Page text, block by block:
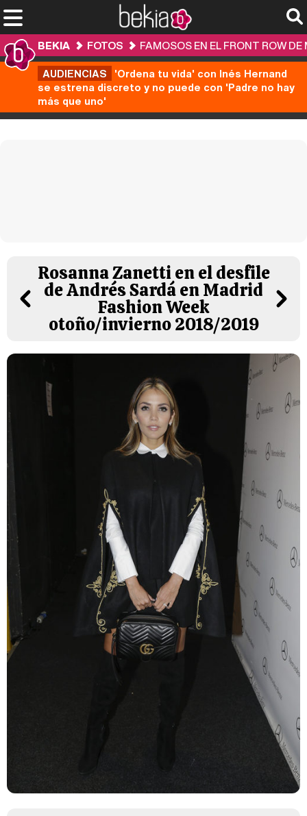
BEKIA FOTOS
FAMOSOS EN EL FRONT ROW
AUDIENCIAS 'Ordena tu vida' con Inés Hernand
se estrena discreto y no puede con 'Padre no hay
más que uno'
Rosanna Zanetti en el desfile
de Andrés Sardá en Madrid
Fashion Week
otoño/invierno 2018/2019